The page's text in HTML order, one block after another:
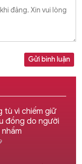
Gửi bình luận
tù vì chiếm giữ
đồng do người